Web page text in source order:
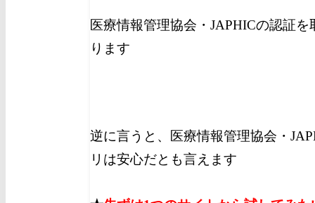
医療情報管理協会・JAPHICの認証
ります
逆に言うと、医療情報管理協会・
リは安心だとも言えます